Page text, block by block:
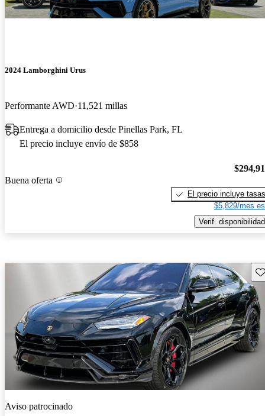
2024 Lamborghini Urus
Performante AWD 11,521 millas
Entrega a domicilio desde Pinellas Park, FL
El precio incluye envío de $858
Buena oferta
El precio incluye tasas
$5,829/mes
Verif. disponibilidad
Aviso patrocinado